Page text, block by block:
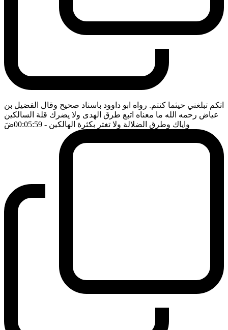
اتكم تبلغني حيثما كنتم. رواه ابو داوود باسناد صحيح وقال الفضيل بن
عياض رحمه الله ما معناه اتبع طرق الهدى ولا يضرك قلة السالكين
واياك وطرق الضلالة ولا تغتر بكثرة الهالكين - 00:05:59 ضَ